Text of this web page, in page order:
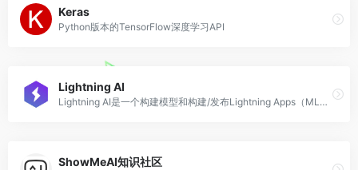
Keras
Python版本的TensorFlow深度学习API
Lightning AI
Lightning AI是一个构建模型和构建/发布Lightning Apps（ML工作流模板）的平台框架。
ShowMeAI知识社区